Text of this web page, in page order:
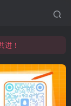
！
进！
教程等，长期更新各大精品创业项目！